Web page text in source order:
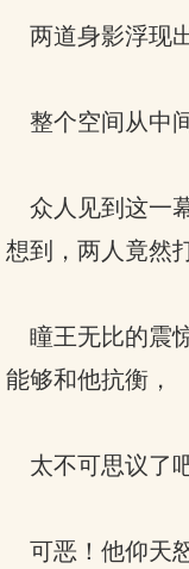
两道身影浮现
整个空间从中
众人见到这一
想到，两人竟然
瞳王无比的震
能够和他抗衡，
太不可思议了
可恶！他仰天